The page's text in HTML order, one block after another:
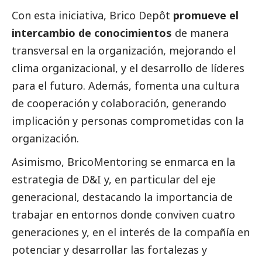
Con esta iniciativa, Brico Depôt promueve el
intercambio de conocimientos de manera
transversal en la organización, mejorando el
clima organizacional, y el desarrollo de líderes
para el futuro. Además, fomenta una cultura
de cooperación y colaboración, generando
implicación y personas comprometidas con la
organización.
Asimismo, BricoMentoring se enmarca en la
estrategia de D&I y, en particular del eje
generacional, destacando la importancia de
trabajar en entornos donde conviven cuatro
generaciones y, en el interés de la compañía en
potenciar y desarrollar las fortalezas y